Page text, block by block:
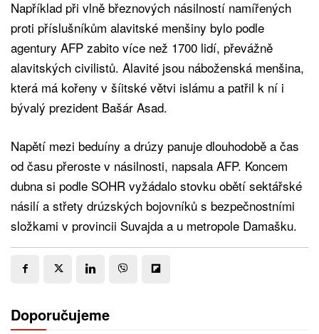
Například při vlně březnových násilností namířených
proti příslušníkům alavitské menšiny bylo podle
agentury AFP zabito více než 1700 lidí, převážně
alavitských civilistů. Alavité jsou náboženská menšina,
která má kořeny v šíitské větvi islámu a patřil k ní i
bývalý prezident Bašár Asad.
Napětí mezi beduíny a drúzy panuje dlouhodobě a čas
od času přeroste v násilnosti, napsala AFP. Koncem
dubna si podle SOHR vyžádalo stovku obětí sektářské
násilí a střety drúzských bojovníků s bezpečnostními
složkami v provincii Suvajda a u metropole Damašku.
Doporučujeme